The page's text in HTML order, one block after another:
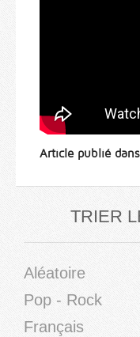
Article publié dans
TRIER
Aléatoire
Pop - Rock
Français